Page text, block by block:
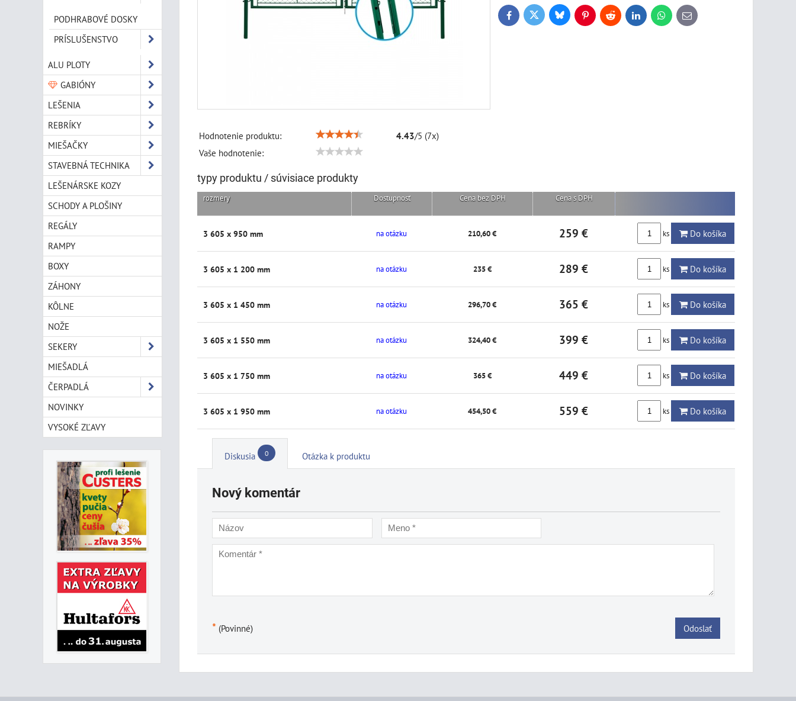
Hodnotenie produktu: 4.43/5 (7x)
Vaše hodnotenie:
FacebookTwitter BlueskyPinterestReddit LinkedInWhatsApp
E-
mail
typy produktu / súvisiace produkty
rozmery Dostupnosť Cena bez DPH Cena s DPH
3 605 x 950 mm na otázku 210,60 € 259 € ks Do košíka
3 605 x 1 200 mm na otázku 235 € 289 € ks Do košíka
3 605 x 1 450 mm na otázku 296,70 € 365 € ks Do košíka
3 605 x 1 550 mm na otázku 324,40 € 399 € ks Do košíka
3 605 x 1 750 mm na otázku 365 € 449 € ks Do košíka
3 605 x 1 950 mm na otázku 454,50 € 559 € ks Do košíka
Diskusia 0 Otázka k produktu
Nový komentár
* (Povinné) Odoslať
PODHRABOVÉ DOSKY
PRÍSLUŠENSTVO
ALU PLOTY
GABIÓNY
LEŠENIA
REBRÍKY
MIEŠAČKY
STAVEBNÁ TECHNIKA
LEŠENÁRSKE KOZY
SCHODY A PLOŠINY
REGÁLY
RAMPY
BOXY
ZÁHONY
KÔLNE
NOŽE
SEKERY
MIEŠADLÁ
ČERPADLÁ
NOVINKY
VYSOKÉ ZĽAVY